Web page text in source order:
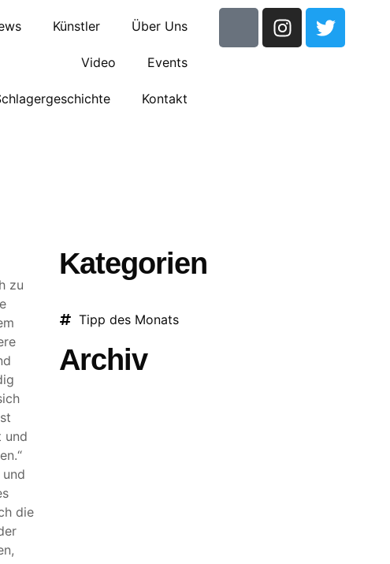
Künstler Über Uns
Video Events
Kontakt
zu
und
die
Kategorien
Tipp des Monats
Archiv